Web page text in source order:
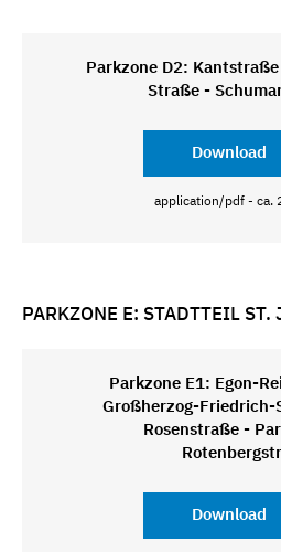
Parkzone D2:
Straße -
Download
application/pdf - ca.
PARKZONE E: STADTTEIL ST.
Parkzone E1: Egon-
Großherzog-Friedrich-
Rosenstraße -
Download